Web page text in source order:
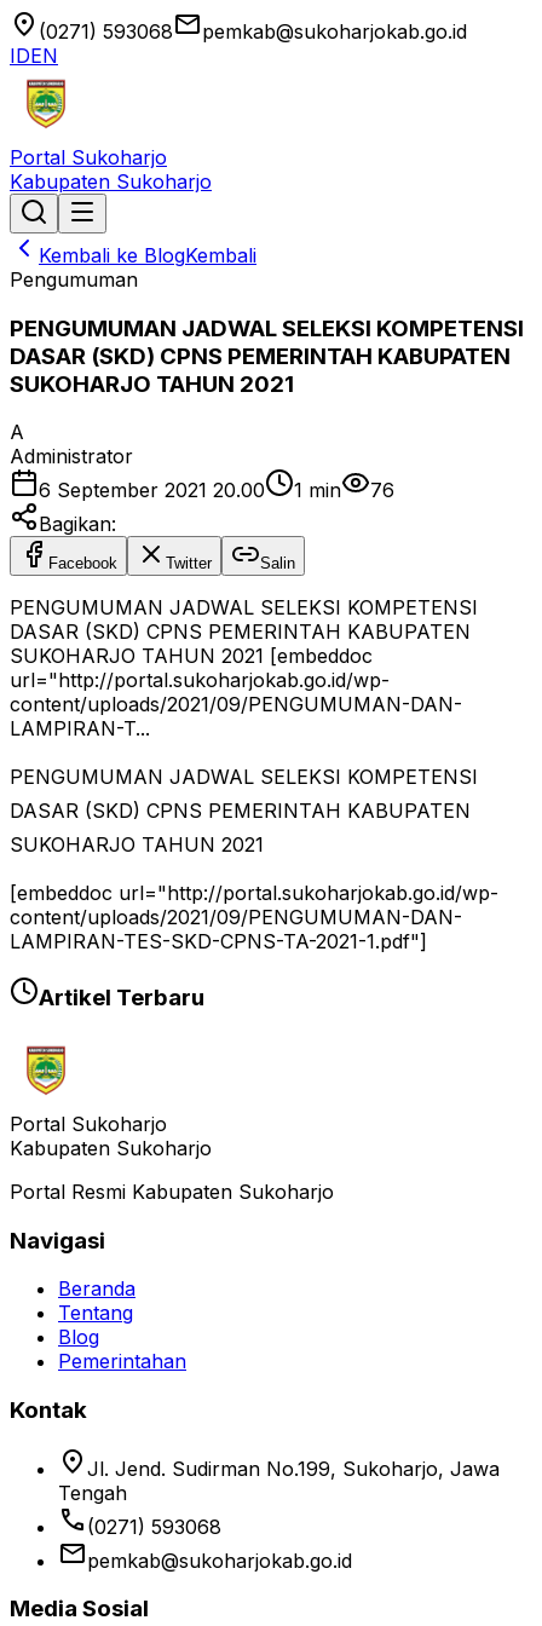
location_on (0271) 593068emailpemkab@sukoharjokab.go.id
IDEN
Portal Sukoharjo
Kabupaten Sukoharjo
Kembali ke BlogKembali
Pengumuman
PENGUMUMAN JADWAL SELEKSI KOMPETENSI
DASAR (SKD) CPNS PEMERINTAH KABUPATEN
SUKOHARJO TAHUN 2021
A
Administrator
6 September 2021 20.00
1 min
76
Bagikan:
Facebook Twitter Salin
PENGUMUMAN JADWAL SELEKSI KOMPETENSI
DASAR (SKD) CPNS PEMERINTAH KABUPATEN
SUKOHARJO TAHUN 2021 [embeddoc
url="http://portal.sukoharjokab.go.id/wp-
content/uploads/2021/09/PENGUMUMAN-DAN-
LAMPIRAN-T...
PENGUMUMAN JADWAL SELEKSI KOMPETENSI
DASAR (SKD) CPNS PEMERINTAH KABUPATEN
SUKOHARJO TAHUN 2021
[embeddoc url="http://portal.sukoharjokab.go.id/wp-
content/uploads/2021/09/PENGUMUMAN-DAN-
LAMPIRAN-TES-SKD-CPNS-TA-2021-1.pdf"]
Artikel Terbaru
Portal Sukoharjo
Kabupaten Sukoharjo
Portal Resmi Kabupaten Sukoharjo
Navigasi
Beranda
Tentang
Blog
Pemerintahan
Kontak
location_on Jl. Jend. Sudirman No.199, Sukoharjo, Jawa
Tengah
phone (0271) 593068
emailpemkab@sukoharjokab.go.id
Media Sosial